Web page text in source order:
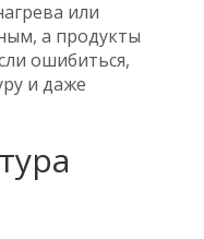
или
а продукты
ошибиться,
и даже